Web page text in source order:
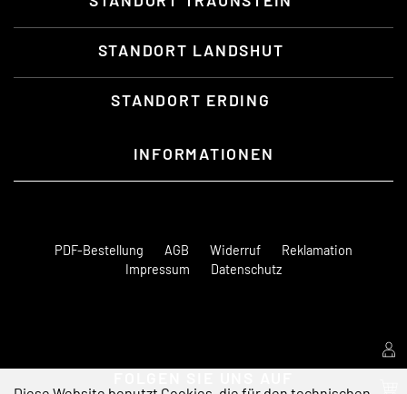
STANDORT LANDSHUT
STANDORT ERDING
INFORMATIONEN
PDF-Bestellung AGB Widerruf
Reklamation
Impressum
Datenschutz